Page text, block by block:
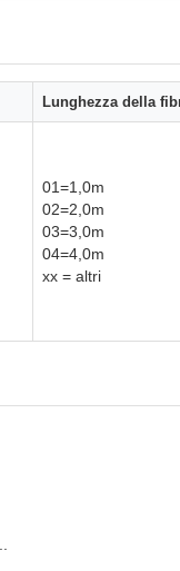
Lunghezza della
01=1,0m
02=2,0m
03=3,0m
04=4,0m
xx = altri